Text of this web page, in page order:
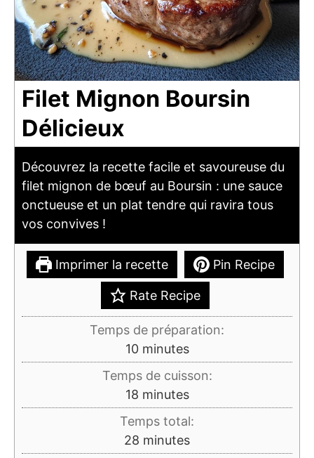
Filet Mignon Boursin
Délicieux
Découvrez la recette facile et savoureuse du
filet mignon de bœuf au Boursin : une sauce
onctueuse et un plat tendre qui ravira tous
vos convives !
Imprimer la recette Pin Recipe
Rate Recipe
Temps de préparation:
10minutes
minutes
Temps de cuisson:
18minutes
minutes
Temps total:
28 minutes
minutes